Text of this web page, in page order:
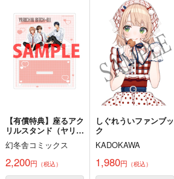
カート
黒白のアヴェスター 1
ぽに子の食レポごはん
うま アクリルフィギ
ュアB
ツクルノモリ
1,980円（税込）
サンプル
【Re26】きただりょ
うま アクリルフィギ
ュアA
ツクルノモリ
1,980円（税込）
サンプル
作品詳細
【有償特典】座るアク
リルスタンド（ヤリチ
ン☆ビッチ部 7）
幻冬舎コミックス
2,200円 （税込）
しぐれういファンブッ
ク
KADOKAWA
1,980円 （税込）